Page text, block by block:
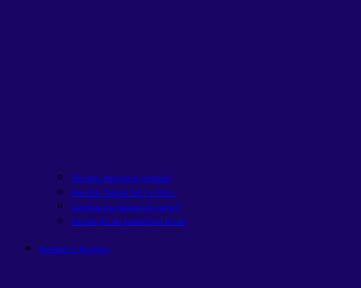
Planilha financeira pessoal
Planilha Tabela SAC x Price
Comprar ou alugar um carro?
Simulação de patrimônio futuro
Análises e Estudos